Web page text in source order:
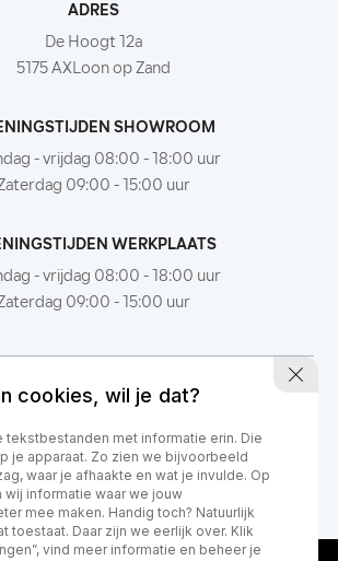
ADRES
De Hoogt 12a
5175 AXLoon op Zand
SHOWROOM
- vrijdag 08:00 - 18:00 uur
09:00 - 15:00 uur
WERKPLAATS
- vrijdag 08:00 - 18:00 uur
09:00 - 15:00 uur
cookies, wil je dat?
tekstbestanden met informatie erin. Die
je apparaat. Zo zien we bijvoorbeeld
waar je afhaakte en wat je invulde. Op
wij informatie waar we jouw
mee maken. Handig toch? Natuurlijk
toestaat. Daar zijn we eerlijk over. Klik
vind meer informatie en beheer je